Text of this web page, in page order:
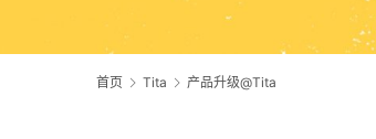
首页 Tita 产品升级@Tita